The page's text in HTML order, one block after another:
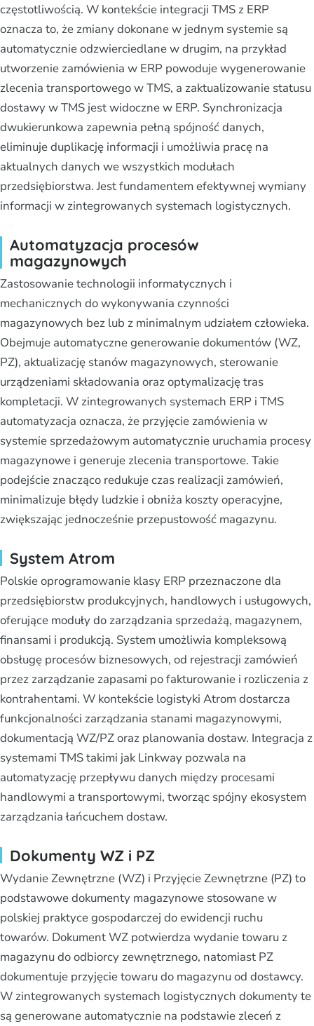
częstotliwością. W kontekście integracji TMS z ERP
oznacza to, że zmiany dokonane w jednym systemie są
automatycznie odzwierciedlane w drugim, na przykład
utworzenie zamówienia w ERP powoduje wygenerowanie
zlecenia transportowego w TMS, a zaktualizowanie statusu
dostawy w TMS jest widoczne w ERP. Synchronizacja
dwukierunkowa zapewnia pełną spójność danych,
eliminuje duplikację informacji i umożliwia pracę na
aktualnych danych we wszystkich modułach
przedsiębiorstwa. Jest fundamentem efektywnej wymiany
informacji w zintegrowanych systemach logistycznych.
Automatyzacja procesów
magazynowych
Zastosowanie technologii informatycznych i
mechanicznych do wykonywania czynności
magazynowych bez lub z minimalnym udziałem człowieka.
Obejmuje automatyczne generowanie dokumentów (WZ,
PZ), aktualizację stanów magazynowych, sterowanie
urządzeniami składowania oraz optymalizację tras
kompletacji. W zintegrowanych systemach ERP i TMS
automatyzacja oznacza, że przyjęcie zamówienia w
systemie sprzedażowym automatycznie uruchamia procesy
magazynowe i generuje zlecenia transportowe. Takie
podejście znacząco redukuje czas realizacji zamówień,
minimalizuje błędy ludzkie i obniża koszty operacyjne,
zwiększając jednocześnie przepustowość magazynu.
System Atrom
Polskie oprogramowanie klasy ERP przeznaczone dla
przedsiębiorstw produkcyjnych, handlowych i usługowych,
oferujące moduły do zarządzania sprzedażą, magazynem,
finansami i produkcją. System umożliwia kompleksową
obsługę procesów biznesowych, od rejestracji zamówień
przez zarządzanie zapasami po fakturowanie i rozliczenia z
kontrahentami. W kontekście logistyki Atrom dostarcza
funkcjonalności zarządzania stanami magazynowymi,
dokumentacją WZ/PZ oraz planowania dostaw. Integracja z
systemami TMS takimi jak Linkway pozwala na
automatyzację przepływu danych między procesami
handlowymi a transportowymi, tworząc spójny ekosystem
zarządzania łańcuchem dostaw.
Dokumenty WZ i PZ
Wydanie Zewnętrzne (WZ) i Przyjęcie Zewnętrzne (PZ) to
podstawowe dokumenty magazynowe stosowane w
polskiej praktyce gospodarczej do ewidencji ruchu
towarów. Dokument WZ potwierdza wydanie towaru z
magazynu do odbiorcy zewnętrznego, natomiast PZ
dokumentuje przyjęcie towaru do magazynu od dostawcy.
W zintegrowanych systemach logistycznych dokumenty te
są generowane automatycznie na podstawie zleceń z